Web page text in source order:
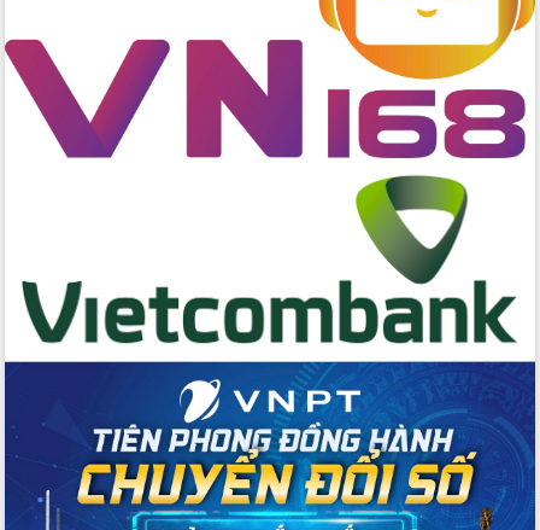
Bí thư Tỉnh ủy Lương Nguyễn Minh
Triết kiểm tra việc thực hiện chống
khai thác IUU
Hội thảo chuyên đề “Hành trình xuất
khẩu nông sản Việt Nam qua thương
được chỉ định làm Bí thư Tỉnh ủy Đắk
Lắk nhiệm kỳ 2025 – 2030
Tập trung triển khai các giải pháp sản
Tọa đàm kỷ niệm 95 năm Ngày thành
lập Hội Liên hiệp Phụ nữ Việt Nam
Đắk Lắk tổ chức Ngày hội Chuyển đổi
số với chủ đề: “Công nghệ số - kiến